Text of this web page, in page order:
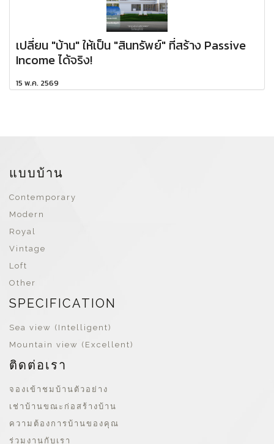
เปลี่ยน "บ้าน" ให้เป็น "สินทรัพย์" ที่สร้าง Passive
Income ได้จริง!
15 พ.ค. 2569
แบบบ้าน
Contemporary
Modern
Royal
Vintage
Loft
Other
SPECIFICATION
Sea view (Intelligent)
Mountain view (Excellent)
ติดต่อเรา
จองเข้าชมบ้านตัวอย่าง
เช่าบ้านขณะก่อสร้างบ้าน
ความต้องการบ้านของคุณ
ร่วมงานกับเรา